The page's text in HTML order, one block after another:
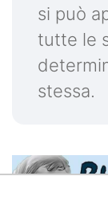
si può
tutte le
stessa.